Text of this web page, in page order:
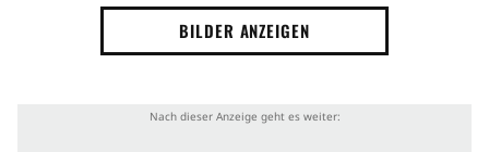
BILDER ANZEIGEN